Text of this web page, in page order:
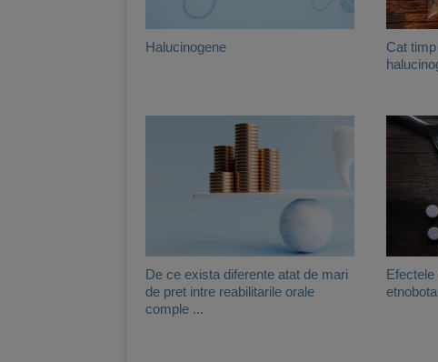
Halucinogene
Cat
De ce exista diferente atat de mari
de pret intre reabilitarile orale
comple ...